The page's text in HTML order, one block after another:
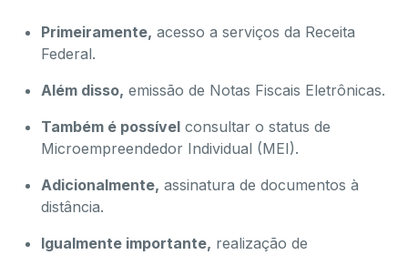
Primeiramente, acesso a serviços da Receita
Federal.
Além disso, emissão de Notas Fiscais Eletrônicas.
Também é possível consultar o status de
Microempreendedor Individual (MEI).
Adicionalmente, assinatura de documentos à
distância.
Igualmente importante, realização de